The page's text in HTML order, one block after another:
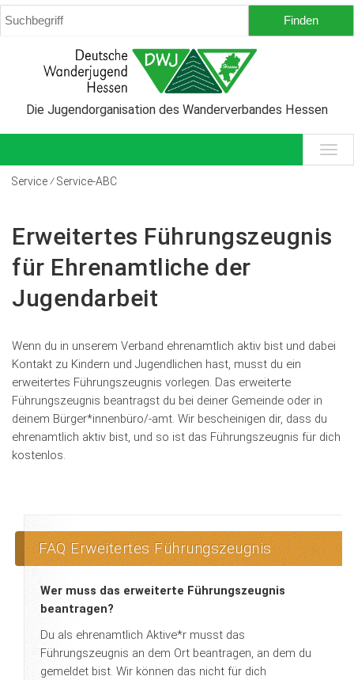
Die Jugendorganisation des Wanderverbandes Hessen
Service ⁄ Service-ABC
Erweitertes Führungszeugnis
für Ehrenamtliche der
Jugendarbeit
Wenn du in unserem Verband ehrenamtlich aktiv bist und dabei
Kontakt zu Kindern und Jugendlichen hast, musst du ein
erweitertes Führungszeugnis vorlegen. Das erweiterte
Führungszeugnis beantragst du bei deiner Gemeinde oder in
deinem Bürger*innenbüro/-amt. Wir bescheinigen dir, dass du
ehrenamtlich aktiv bist, und so ist das Führungszeugnis für dich
kostenlos.
FAQ Erweitertes Führungszeugnis
Wer muss das erweiterte Führungszeugnis
beantragen?
Du als ehrenamtlich Aktive*r musst das
Führungszeugnis an dem Ort beantragen, an dem du
gemeldet bist. Wir können das nicht für dich